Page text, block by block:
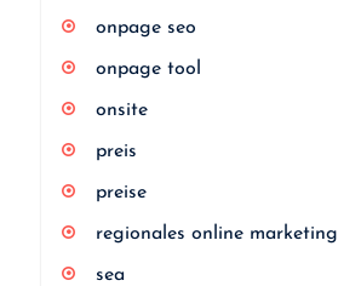
onpage seo
onpage tool
onsite
preis
preise
regionales online marketing
sea